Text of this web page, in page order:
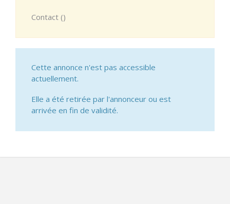
Contact ()
Cette annonce n'est pas accessible
actuellement.
Elle a été retirée par l'annonceur ou est
arrivée en fin de validité.